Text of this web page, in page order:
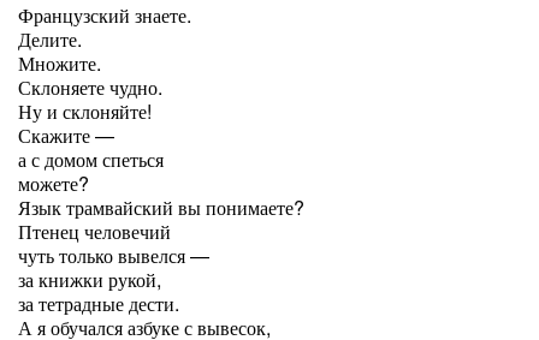
Французский знаете.
Делите.
Множите.
Склоняете чудно.
Ну и склоняйте!
Скажите —
а с домом спеться
можете?
Язык трамвайский вы понимаете?
Птенец человечий
чуть только вывелся —
за книжки рукой,
за тетрадные дести.
А я обучался азбуке с вывесок,